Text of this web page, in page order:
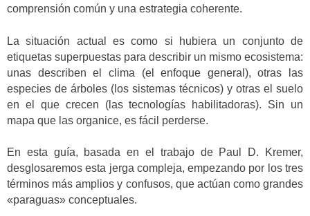
comprensión común y una estrategia coherente.
La situación actual es como si hubiera un conjunto de
etiquetas superpuestas para describir un mismo ecosistema:
unas describen el clima (el enfoque general), otras las
especies de árboles (los sistemas técnicos) y otras el suelo
en el que crecen (las tecnologías habilitadoras). Sin un
mapa que las organice, es fácil perderse.
En esta guía, basada en el trabajo de Paul D. Kremer,
desglosaremos esta jerga compleja, empezando por los tres
términos más amplios y confusos, que actúan como grandes
«paraguas» conceptuales.